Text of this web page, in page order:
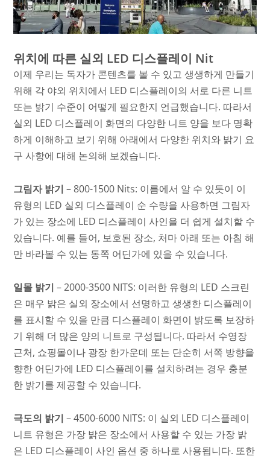
위치에 따른 실외 LED 디스플레이 Nit
이제 우리는 독자가 콘텐츠를 볼 수 있고 생생하게 만들기
위해 각 야외 위치에서 LED 디스플레이의 서로 다른 니트
또는 밝기 수준이 어떻게 필요한지 언급했습니다. 따라서
실외 LED 디스플레이 화면의 다양한 니트 양을 보다 명확
하게 이해하고 보기 위해 아래에서 다양한 위치와 밝기 요
구 사항에 대해 논의해 보겠습니다.
그림자 밝기 – 800-1500 Nits: 이름에서 알 수 있듯이 이
유형의 LED 실외 디스플레이 순 수량을 사용하면 그림자
가 있는 장소에 LED 디스플레이 사인을 더 쉽게 설치할 수
있습니다. 예를 들어, 보호된 장소, 처마 아래 또는 아침 해
만 바라볼 수 있는 동쪽 어딘가에 있을 수 있습니다.
일몰 밝기 – 2000-3500 NITS: 이러한 유형의 LED 스크린
은 매우 밝은 실외 장소에서 선명하고 생생한 디스플레이
를 표시할 수 있을 만큼 디스플레이 화면이 밝도록 보장하
기 위해 더 많은 양의 니트로 구성됩니다. 따라서 수영장
근처, 쇼핑몰이나 광장 한가운데 또는 단순히 서쪽 방향을
향한 어딘가에 LED 디스플레이를 설치하려는 경우 충분
한 밝기를 제공할 수 있습니다.
극도의 밝기 – 4500-6000 NITS: 이 실외 LED 디스플레이
니트 유형은 가장 밝은 장소에서 사용할 수 있는 가장 밝
은 LED 디스플레이 사인 옵션 중 하나로 사용됩니다. 또한